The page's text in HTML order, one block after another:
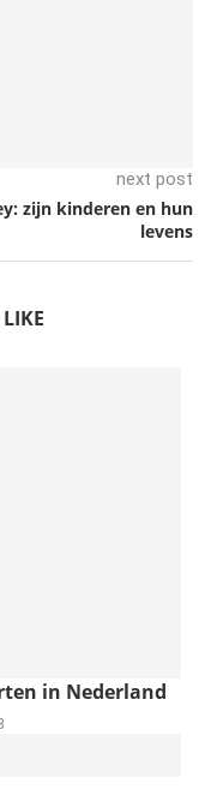
next post
zijn kinderen en hun
levens
in Nederland